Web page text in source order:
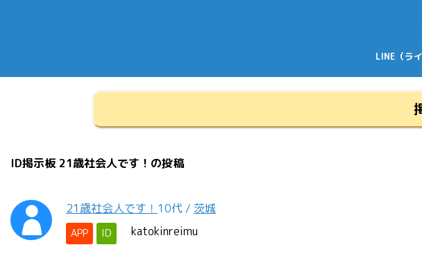
LINE（ラ
ID掲示板 21歳社会人です！の投稿
21歳社会人です！ 10代 / 茨城
APP ID katokinreimu